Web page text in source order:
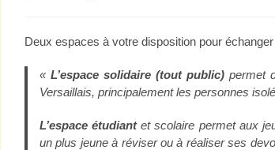
Deux espaces à votre disposition pour échanger
«L’espace solidaire (tout public) permet
Versaillais, principalement les personnes
L’espace étudiantet scolaire permet aux
un plus jeune à réviser ou à réaliser ses